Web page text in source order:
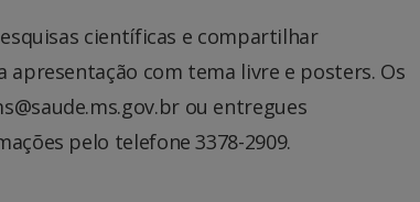
científicas e compartilhar
com tema livre e posters. Os
ou entregues
pelo telefone 3378-2909.